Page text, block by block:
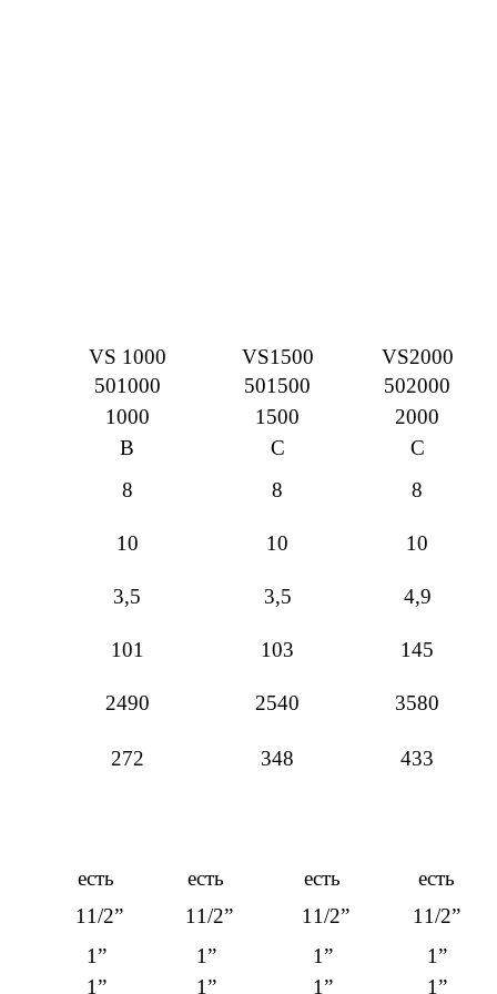
VS 1000 VS1500
VS2000
501000 501500
502000
1000 1500
2000
В С
С
8 8
8
10 10
10
3,5 3,5
4,9
101 103
145
2490 2540 3580
272 348 433
есть есть есть
есть
11/2” 11/2” 11/2”
11/2”
1” 1” 1”
1”
1” 1” 1” 1”